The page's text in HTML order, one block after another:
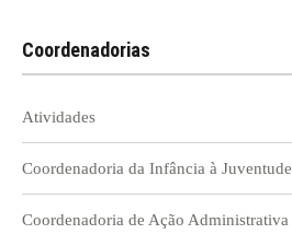
Coordenadorias
Atividades
Coordenadoria da Infância à Juventude
Coordenadoria de Ação Administrativa